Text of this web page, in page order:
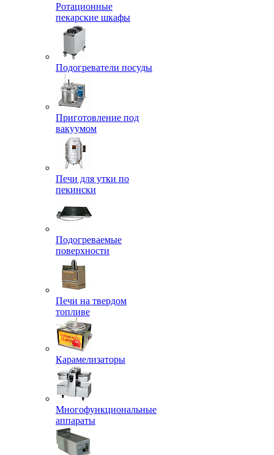
Ротационные
пекарские шкафы
Подогреватели посуды
Приготовление под
вакуумом
Печи для утки по
пекински
Подогреваемые
поверхности
Печи на твердом
топливе
Карамелизаторы
Многофункциональные
аппараты